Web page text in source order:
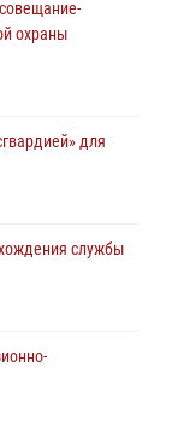
охраны
для
службы